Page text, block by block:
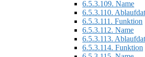
6.5.3.109. Name
6.5.3.110.
6.5.3.111. Funktion
6.5.3.112. Name
6.5.3.113.
6.5.3.114. Funktion